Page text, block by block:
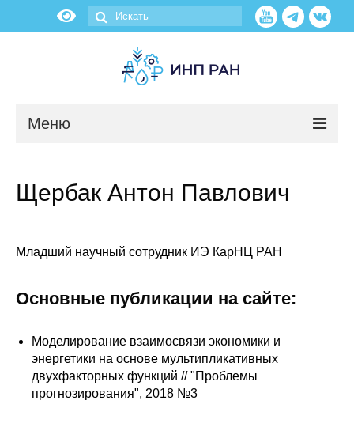
Меню
О нас
Сотрудники
Отчетность
Щербак Антон Павлович
Младший научный сотрудник ИЭ КарНЦ РАН
Основные публикации на сайте:
Моделирование взаимосвязи экономики и
энергетики на основе мультипликативных
двухфакторных функций // "Проблемы
прогнозирования", 2018 №3